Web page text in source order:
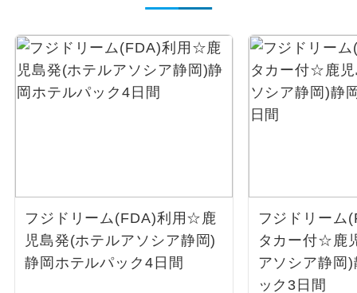
フジドリーム(FDA)利用☆鹿
児島発(ホテルアソシア静岡)
静岡ホテルパック4日間
フジドリーム
タカー付☆鹿
アソシア静岡
ック3日間